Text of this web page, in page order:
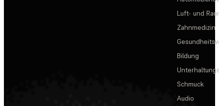
Luft- und
Zahnmedizin
Bildung
Schmuck
Audio